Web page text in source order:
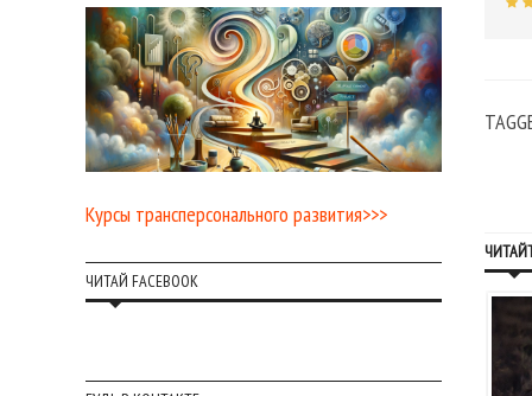
Курсы трансперсонального развития>>>
ЧИТАЙ FACEBOOK